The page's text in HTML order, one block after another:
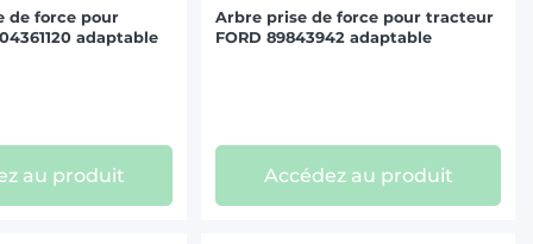
de force pour
adaptable
au produit
Arbre prise de force pour tracteur
FORD 89843942 adaptable
Accédez au produit